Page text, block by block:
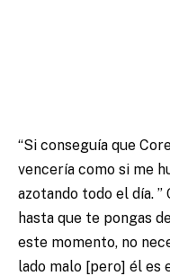
“Si conseguía que
vencería como si me
azotando todo el día.
hasta que te pongas
este momento, no
lado malo [pero] él es